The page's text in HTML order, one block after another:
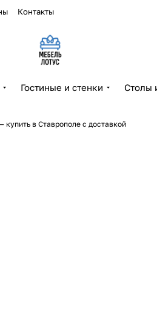
Контакты
Гостиные и стенки Столы
купить в Ставрополе с доставкой